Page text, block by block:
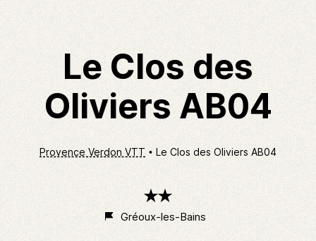
Le Clos des
Oliviers AB04
Provence Verdon VTT Le Clos des Oliviers AB04
étoiles
Gréoux-les-Bains